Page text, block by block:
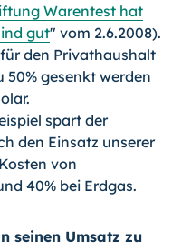
Warentest hat
gut" vom 2.6.2008).
den Privathaushalt
50% gesenkt werden
spart der
den Einsatz unserer
von
40% bei Erdgas.
seinen Umsatz zu